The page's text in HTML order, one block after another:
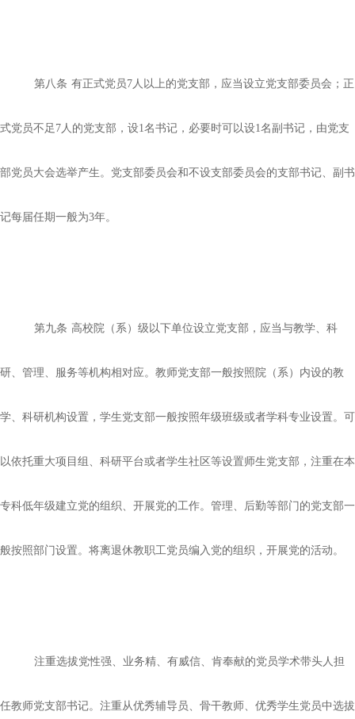
第八条 有正式党员7人以上的党支部，应当设立党支部委员会；正
式党员不足7人的党支部，设1名书记，必要时可以设1名副书记，由党支
部党员大会选举产生。党支部委员会和不设支部委员会的支部书记、副书
记每届任期一般为3年。
第九条 高校院（系）级以下单位设立党支部，应当与教学、科
研、管理、服务等机构相对应。教师党支部一般按照院（系）内设的教
学、科研机构设置，学生党支部一般按照年级班级或者学科专业设置。可
以依托重大项目组、科研平台或者学生社区等设置师生党支部，注重在本
专科低年级建立党的组织、开展党的工作。管理、后勤等部门的党支部一
般按照部门设置。将离退休教职工党员编入党的组织，开展党的活动。
注重选拔党性强、业务精、有威信、肯奉献的党员学术带头人担
任教师党支部书记。注重从优秀辅导员、骨干教师、优秀学生党员中选拔